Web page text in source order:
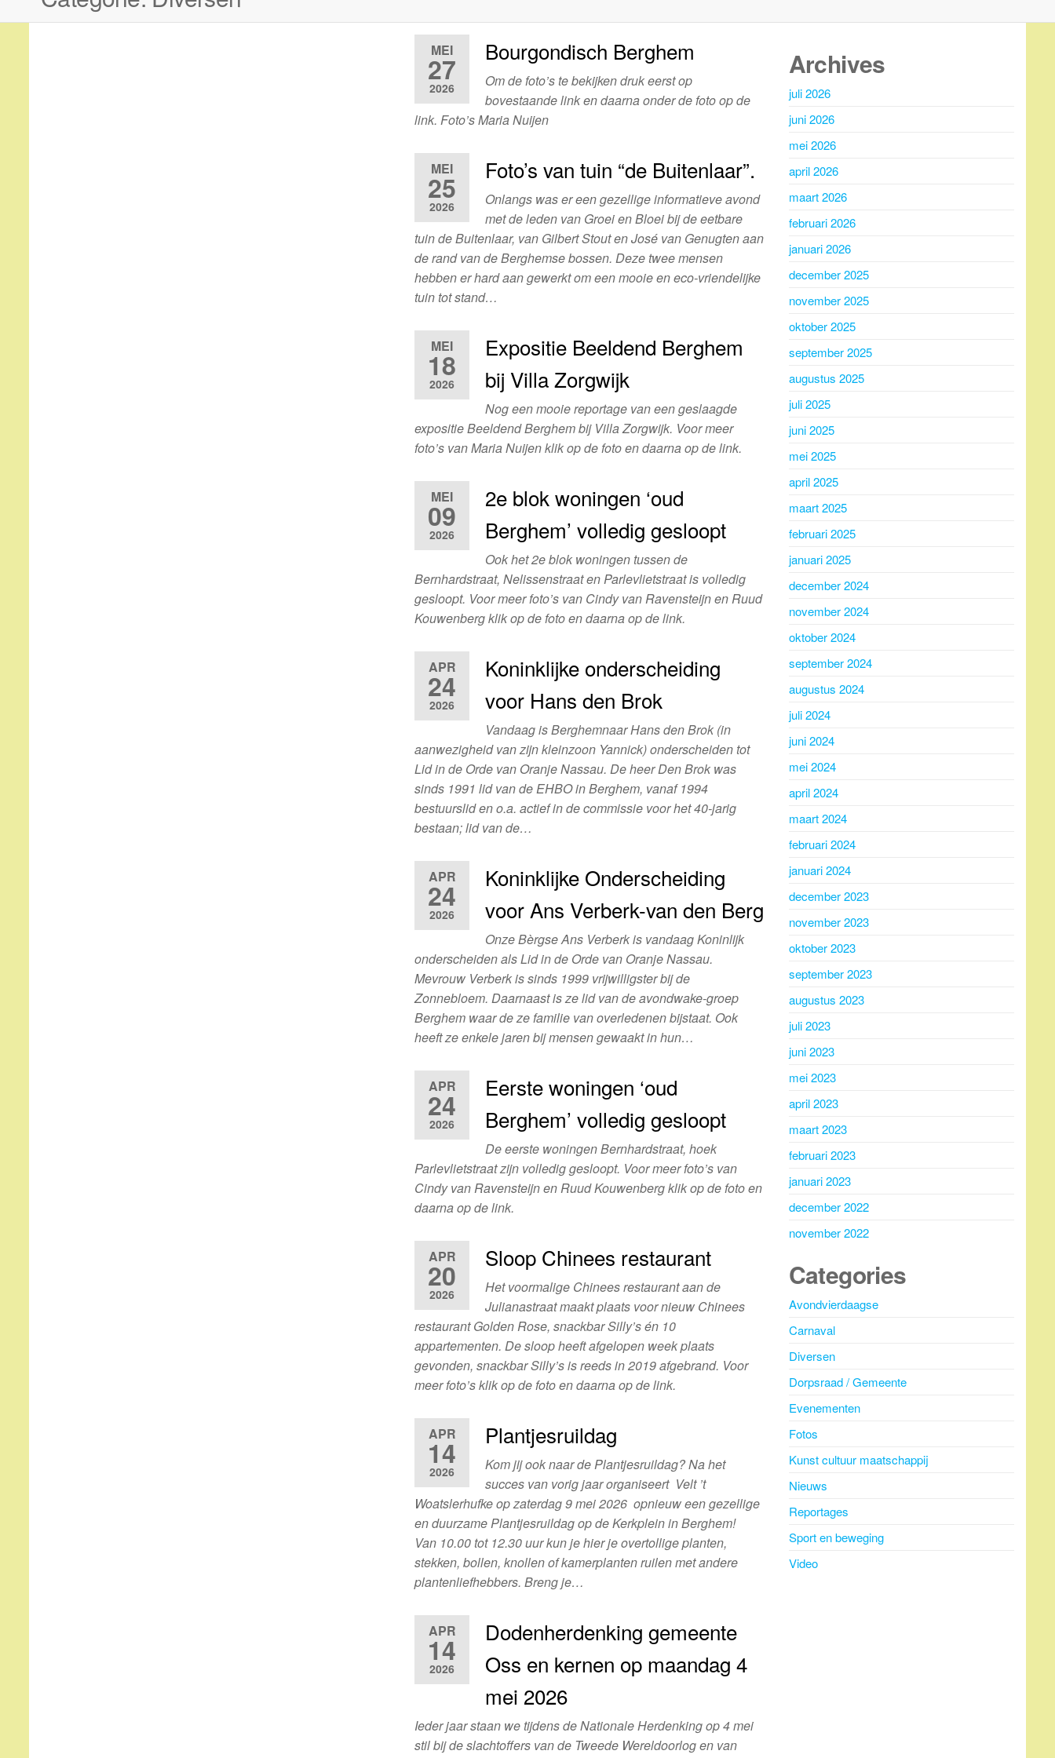
MEI
27
2026
Bourgondisch Berghem
Om de foto’s te bekijken druk eerst op
bovestaande link en daarna onder de foto op de
link. Foto’s Maria Nuijen
MEI
25
2026
Foto’s van tuin “de Buitenlaar”.
Onlangs was er een gezellige informatieve avond
met de leden van Groei en Bloei bij de eetbare
tuin de Buitenlaar, van Gilbert Stout en José van Genugten aan
de rand van de Berghemse bossen. Deze twee mensen
hebben er hard aan gewerkt om een mooie en eco-vriendelijke
tuin tot stand…
MEI
18
2026
Expositie Beeldend Berghem
bij Villa Zorgwijk
Nog een mooie reportage van een geslaagde
expositie Beeldend Berghem bij Villa Zorgwijk. Voor meer
foto’s van Maria Nuijen klik op de foto en daarna op de link.
MEI
09
2026
2e blok woningen ‘oud
Berghem’ volledig gesloopt
Ook het 2e blok woningen tussen de
Bernhardstraat, Nelissenstraat en Parlevlietstraat is volledig
gesloopt. Voor meer foto’s van Cindy van Ravensteijn en Ruud
Kouwenberg klik op de foto en daarna op de link.
APR
24
2026
Koninklijke onderscheiding
voor Hans den Brok
Vandaag is Berghemnaar Hans den Brok (in
aanwezigheid van zijn kleinzoon Yannick) onderscheiden tot
Lid in de Orde van Oranje Nassau. De heer Den Brok was
sinds 1991 lid van de EHBO in Berghem, vanaf 1994
bestuurslid en o.a. actief in de commissie voor het 40-jarig
bestaan; lid van de…
APR
24
2026
Koninklijke Onderscheiding
voor Ans Verberk-van den Berg
Onze Bèrgse Ans Verberk is vandaag Koninlijk
onderscheiden als Lid in de Orde van Oranje Nassau.
Mevrouw Verberk is sinds 1999 vrijwilligster bij de
Zonnebloem. Daarnaast is ze lid van de avondwake-groep
Berghem waar de ze familie van overledenen bijstaat. Ook
heeft ze enkele jaren bij mensen gewaakt in hun…
APR
24
2026
Eerste woningen ‘oud
Berghem’ volledig gesloopt
De eerste woningen Bernhardstraat, hoek
Parlevlietstraat zijn volledig gesloopt. Voor meer foto’s van
Cindy van Ravensteijn en Ruud Kouwenberg klik op de foto en
daarna op de link.
APR
20
2026
Sloop Chinees restaurant
Het voormalige Chinees restaurant aan de
Julianastraat maakt plaats voor nieuw Chinees
restaurant Golden Rose, snackbar Silly’s én 10
appartementen. De sloop heeft afgelopen week plaats
gevonden, snackbar Silly’s is reeds in 2019 afgebrand. Voor
meer foto’s klik op de foto en daarna op de link.
APR
14
2026
Plantjesruildag
Kom jij ook naar de Plantjesruildag? Na het
succes van vorig jaar organiseert Velt ’t
Woatslerhufke op zaterdag 9 mei 2026 opnieuw een gezellige
en duurzame Plantjesruildag op de Kerkplein in Berghem!
Van 10.00 tot 12.30 uur kun je hier je overtollige planten,
stekken, bollen, knollen of kamerplanten ruilen met andere
plantenliefhebbers. Breng je…
APR
14
2026
Dodenherdenking gemeente
Oss en kernen op maandag 4
mei 2026
Ieder jaar staan we tijdens de Nationale Herdenking op 4 mei
stil bij de slachtoffers van de Tweede Wereldoorlog en van
Archives
juli 2026
juni 2026
mei 2026
april 2026
maart 2026
februari 2026
januari 2026
december 2025
november 2025
oktober 2025
september 2025
augustus 2025
juli 2025
juni 2025
mei 2025
april 2025
maart 2025
februari 2025
januari 2025
december 2024
november 2024
oktober 2024
september 2024
augustus 2024
juli 2024
juni 2024
mei 2024
april 2024
maart 2024
februari 2024
januari 2024
december 2023
november 2023
oktober 2023
september 2023
augustus 2023
juli 2023
juni 2023
mei 2023
april 2023
maart 2023
februari 2023
januari 2023
december 2022
november 2022
Categories
Avondvierdaagse
Carnaval
Diversen
Dorpsraad / Gemeente
Evenementen
Fotos
Kunst cultuur maatschappij
Nieuws
Reportages
Sport en beweging
Video